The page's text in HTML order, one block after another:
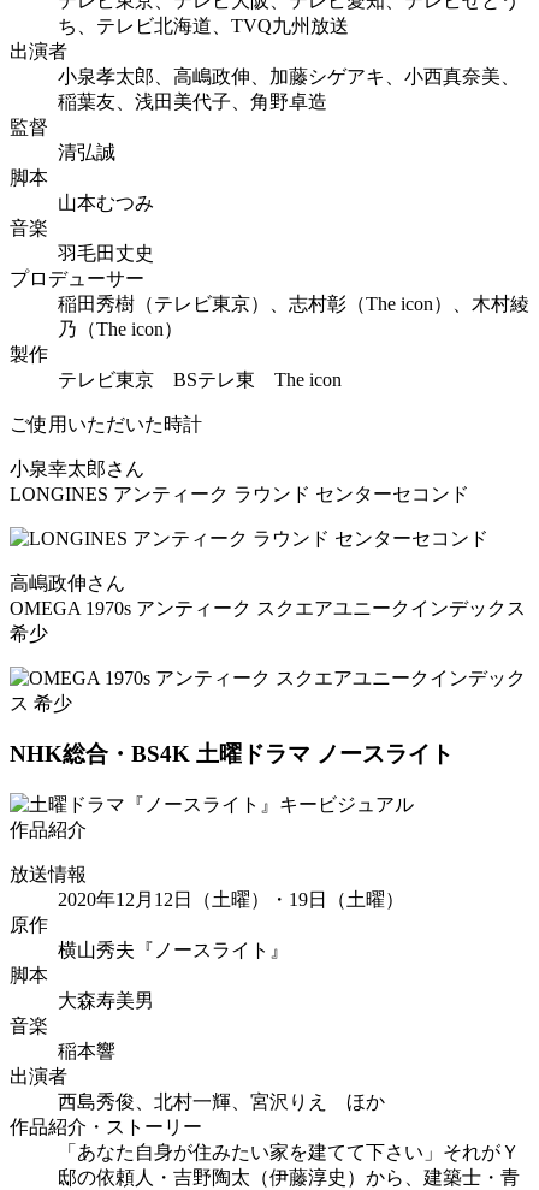
ち、テレビ北海道、TVQ九州放送
出演者
小泉孝太郎、高嶋政伸、加藤シゲアキ、小西真奈美、
稲葉友、浅田美代子、角野卓造
監督
清弘誠
脚本
山本むつみ
音楽
羽毛田丈史
プロデューサー
稲田秀樹（テレビ東京）、志村彰（The icon）、木村綾
乃（The icon）
製作
テレビ東京 BSテレ東 The icon
ご使用いただいた時計
小泉幸太郎さん
LONGINES アンティーク ラウンド センターセコンド
高嶋政伸さん
OMEGA 1970s アンティーク スクエアユニークインデックス
希少
NHK総合・BS4K 土曜ドラマ ノースライト
作品紹介
放送情報
2020年12月12日（土曜）・19日（土曜）
原作
横山秀夫『ノースライト』
脚本
大森寿美男
音楽
稲本響
出演者
西島秀俊、北村一輝、宮沢りえ ほか
作品紹介・ストーリー
「あなた自身が住みたい家を建てて下さい」それがＹ
邸の依頼人・吉野陶太（伊藤淳史）から、建築士・青